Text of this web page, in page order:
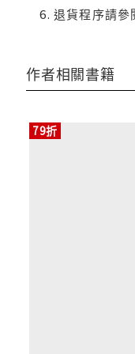
退貨程序請
作者相關書籍
79折